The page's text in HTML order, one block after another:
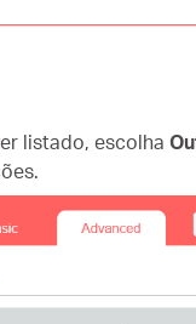
listado, escolha